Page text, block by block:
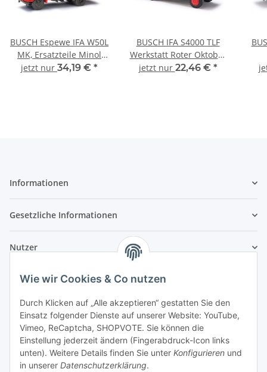
Wie wir Cookies & Co nutzen
Durch Klicken auf „Alle akzeptieren“ gestatten Sie den
Einsatz folgender Dienste auf unserer Website: YouTube,
Vimeo, ReCaptcha, SHOPVOTE. Sie können die
Einstellung jederzeit ändern (Fingerabdruck-Icon links
unten). Weitere Details finden Sie unter Konfigurieren und
in unserer Datenschutzerklärung.
BUSCH Espewe IFA W50L
MK, Ersatzteile Minol
95198 LKW-Modell 1:87
jetzt nur 34,19 € *
BUSCH IFA S4000 TLF
Werkstatt Roter Oktober
95613 LKW-Modell 1:87
jetzt nur 22,46 € *
Informationen
Gesetzliche Informationen
Nutzer